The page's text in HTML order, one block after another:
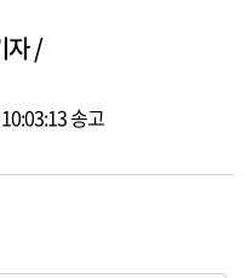
자 /
송고